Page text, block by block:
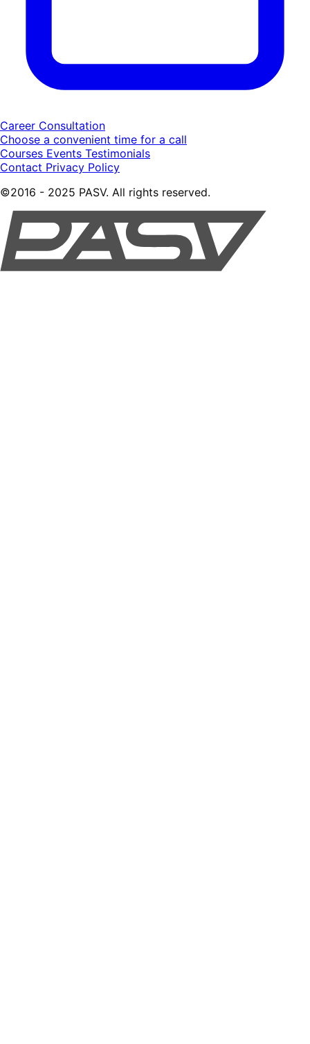
Career Consultation
Choose a convenient time for a call
Courses Events Testimonials
Contact Privacy Policy
©2016 - 2025 PASV. All rights reserved.